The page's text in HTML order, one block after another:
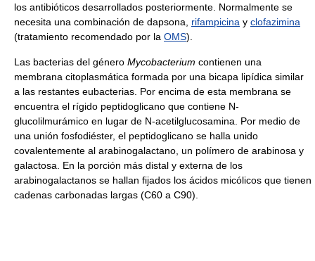
los antibióticos desarrollados posteriormente. Normalmente se
necesita una combinación de dapsona, rifampicina y clofazimina
(tratamiento recomendado por la OMS).
Las bacterias del género Mycobacterium contienen una
membrana citoplasmática formada por una bicapa lipídica similar
a las restantes eubacterias. Por encima de esta membrana se
encuentra el rígido peptidoglicano que contiene N-
glucolilmurámico en lugar de N-acetilglucosamina. Por medio de
una unión fosfodiéster, el peptidoglicano se halla unido
covalentemente al arabinogalactano, un polímero de arabinosa y
galactosa. En la porción más distal y externa de los
arabinogalactanos se hallan fijados los ácidos micólicos que tienen
cadenas carbonadas largas (C60 a C90).